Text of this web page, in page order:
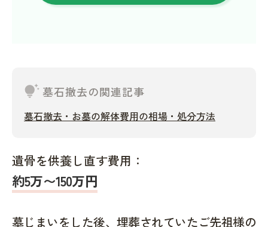
tips_and_updates墓石撤去の関連記事
墓石撤去・お墓の解体費用の相場・処分方法
遺骨を供養し直す費用：
約5万〜150万円
墓じまいをした後、埋葬されていたご先祖様の